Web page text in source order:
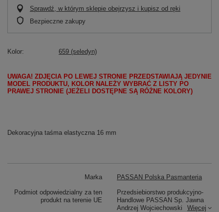
Sprawdź, w którym sklepie obejrzysz i kupisz od ręki
Bezpieczne zakupy
Kolor 659 (seledyn)
UWAGA! ZDJĘCIA PO LEWEJ STRONIE PRZEDSTAWIAJĄ JEDYNIE
MODEL PRODUKTU, KOLOR NALEŻY WYBRAĆ Z LISTY PO
PRAWEJ STRONIE (JEŻELI DOSTĘPNE SĄ RÓŻNE KOLORY)
Dekoracyjna taśma elastyczna 16 mm
Marka PASSAN Polska Pasmanteria
Podmiot odpowiedzialny za ten
produkt na terenie UE
Przedsiebiorstwo produkcyjno-
Handlowe PASSAN Sp. Jawna
Andrzej Wojciechowski
Więcej